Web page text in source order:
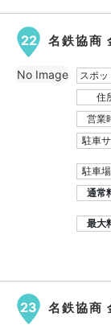
22 名鉄協商
スポ
住
営業
駐車
駐車
通常
最大
No Image
23 名鉄協商